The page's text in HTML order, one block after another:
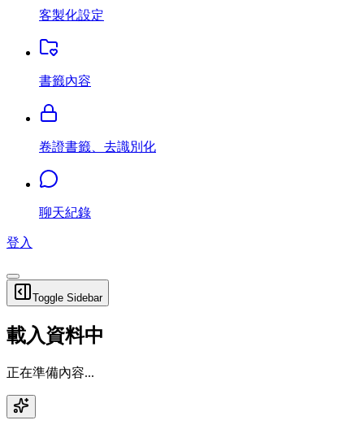
客製化設定
書籤內容
卷證書籤、去識別化
聊天紀錄
登入
Toggle Sidebar
載入資料中
正在準備內容...